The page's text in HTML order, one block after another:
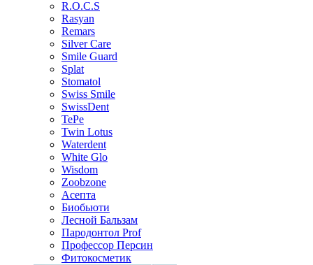
R.O.C.S
Rasyan
Remars
Silver Care
Smile Guard
Splat
Stomatol
Swiss Smile
SwissDent
TePe
Twin Lotus
Waterdent
White Glo
Wisdom
Zoobzone
Асепта
Биобьюти
Лесной Бальзам
Пародонтол Prof
Профессор Персин
Фитокосметик